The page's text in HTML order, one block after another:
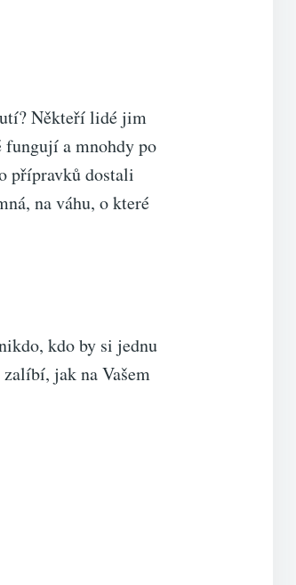
Někteří lidé jim
fungují a mnohdy po
přípravků dostali
na váhu, o které
kdo by si jednu
jak na Vašem